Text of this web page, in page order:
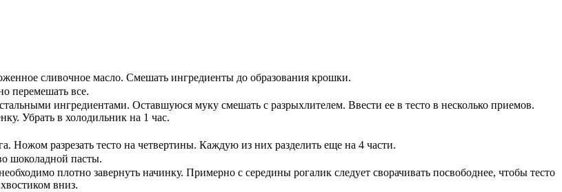
сливочное масло. Смешать ингредиенты до образования крошки.
перемешать все.
ингредиентами. Оставшуюся муку смешать с разрыхлителем. Ввести ее в тесто в несколько приемов.
Убрать в холодильник на 1 час.
Ножом разрезать тесто на четвертины. Каждую из них разделить еще на 4 части.
шоколадной пасты.
плотно завернуть начинку. Примерно с середины рогалик следует сворачивать посвободнее, чтобы тесто
вниз.